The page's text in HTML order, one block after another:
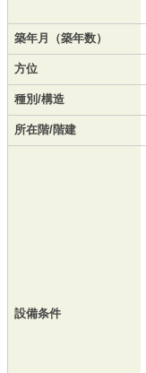
築年月（築年数）
方位
種別/構造
所在階/階建
設備条件